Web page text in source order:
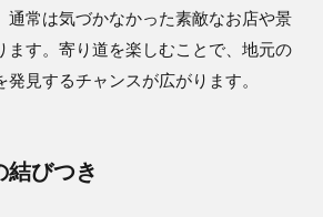
通常は気づかなかった素敵なお店や景
ます。寄り道を楽しむことで、地元の
見するチャンスが広がります。
結びつき